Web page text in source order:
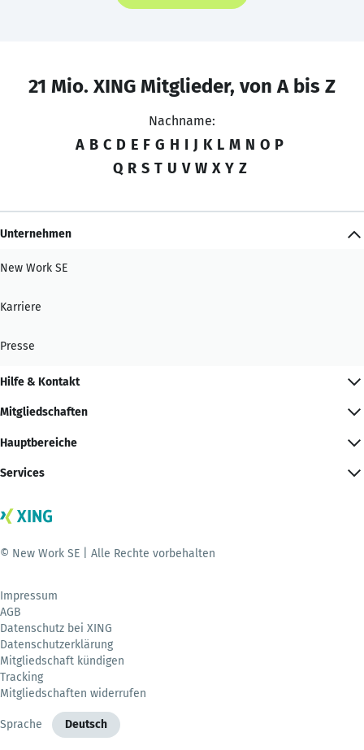
21 Mio. XING Mitglieder, von A bis Z
Nachname:
A B C D E F G H I J K L M N O P
Q R S T U V W X Y Z
Unternehmen
New Work SE
Karriere
Presse
Hilfe & Kontakt
Mitgliedschaften
Hauptbereiche
Services
© New Work SE | Alle Rechte vorbehalten
Impressum
AGB
Datenschutz bei XING
Datenschutzerklärung
Mitgliedschaft kündigen
Tracking
Mitgliedschaften widerrufen
Sprache Deutsch